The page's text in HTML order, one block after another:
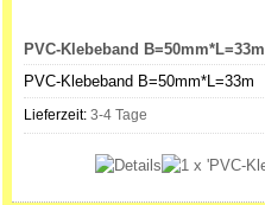
PVC-Klebeband B=50mm*L=33m
PVC-Klebeband B=50mm*L=33m
Lieferzeit: 3-4 Tage